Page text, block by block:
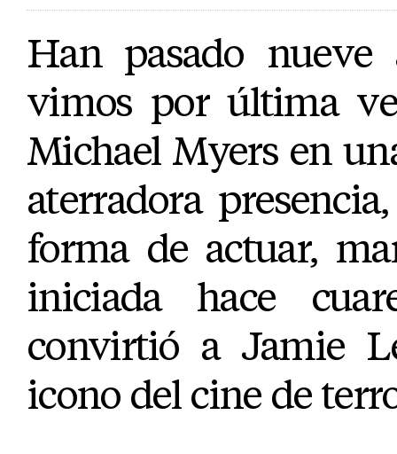
Han pasado nueve
vimos por última
Michael Myers en
aterradora
forma de actuar,
iniciada hace
convirtió a Jamie
icono del cine de